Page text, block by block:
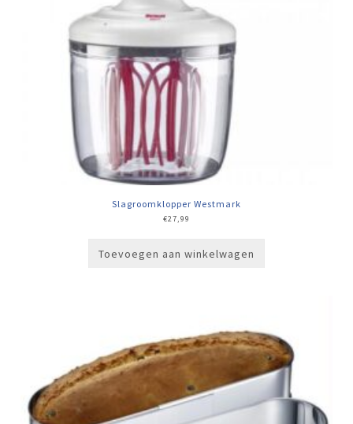
Slagroomklopper Westmark
€27,99
Toevoegen aan winkelwagen